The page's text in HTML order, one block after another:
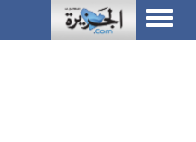
Toggle
navigation